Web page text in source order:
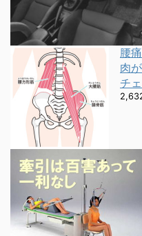
腰
肉
チ